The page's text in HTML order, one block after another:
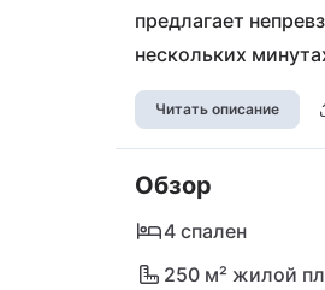
предлагает
нескольких
пляжей, это место
ресторанам,
Ближайший
приключения на
природой и
Читать описание
Обзор
4 спален
250 м² жилой